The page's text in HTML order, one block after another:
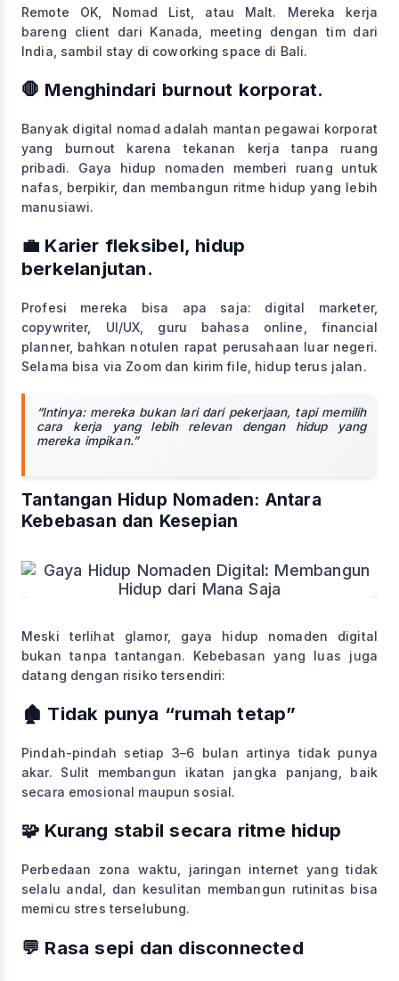
Remote OK, Nomad List, atau Malt. Mereka kerja
bareng client dari Kanada, meeting dengan tim dari
India, sambil stay di coworking space di Bali.
🛑 Menghindari burnout korporat.
Banyak digital nomad adalah mantan pegawai korporat
yang burnout karena tekanan kerja tanpa ruang
pribadi. Gaya hidup nomaden memberi ruang untuk
nafas, berpikir, dan membangun ritme hidup yang lebih
manusiawi.
💼 Karier fleksibel, hidup
berkelanjutan.
Profesi mereka bisa apa saja: digital marketer,
copywriter, UI/UX, guru bahasa online, financial
planner, bahkan notulen rapat perusahaan luar negeri.
Selama bisa via Zoom dan kirim file, hidup terus jalan.
“Intinya: mereka bukan lari dari pekerjaan, tapi memilih
cara kerja yang lebih relevan dengan hidup yang
mereka impikan.”
Tantangan Hidup Nomaden: Antara
Kebebasan dan Kesepian
Meski terlihat glamor, gaya hidup nomaden digital
bukan tanpa tantangan. Kebebasan yang luas juga
datang dengan risiko tersendiri:
🏚️ Tidak punya “rumah tetap”
Pindah-pindah setiap 3–6 bulan artinya tidak punya
akar. Sulit membangun ikatan jangka panjang, baik
secara emosional maupun sosial.
🧩 Kurang stabil secara ritme hidup
Perbedaan zona waktu, jaringan internet yang tidak
selalu andal, dan kesulitan membangun rutinitas bisa
memicu stres terselubung.
💬 Rasa sepi dan disconnected